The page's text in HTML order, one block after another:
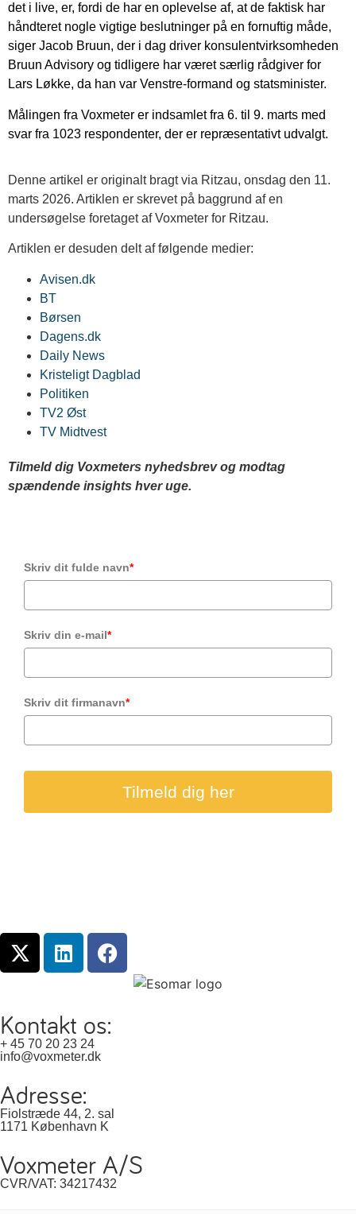
det i live, er, fordi de har en oplevelse af, at de faktisk har
håndteret nogle vigtige beslutninger på en fornuftig måde,
siger Jacob Bruun, der i dag driver konsulentvirksomheden
Bruun Advisory og tidligere har været særlig rådgiver for
Lars Løkke, da han var Venstre-formand og statsminister.
Målingen fra Voxmeter er indsamlet fra 6. til 9. marts med
svar fra 1023 respondenter, der er repræsentativt udvalgt.
Denne artikel er originalt bragt via Ritzau, onsdag den 11.
marts 2026. Artiklen er skrevet på baggrund af en
undersøgelse foretaget af Voxmeter for Ritzau.
Artiklen er desuden delt af følgende medier:
Avisen.dk
BT
Børsen
Dagens.dk
Daily News
Kristeligt Dagblad
Politiken
TV2 Øst
TV Midtvest
Tilmeld dig Voxmeters nyhedsbrev og modtag
spændende insights hver uge.
Skriv dit fulde navn*
Skriv din e-mail*
Skriv dit firmanavn*
Tilmeld dig her
Kontakt os:
+ 45 70 20 23 24
info@voxmeter.dk
Adresse:
Fiolstræde 44, 2. sal
1171 København K
Voxmeter A/S
CVR/VAT: 34217432